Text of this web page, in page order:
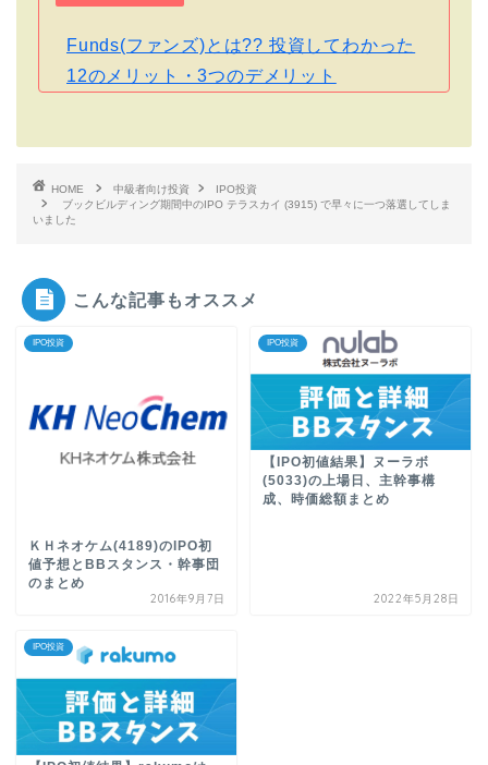
Funds(ファンズ)とは?? 投資してわかった
12のメリット・3つのデメリット
HOME 中級者向け投資
IPO投資
ブックビルディング期間中のIPO テラスカイ (3915) で早々に一つ落選してしま
いました
こんな記事もオススメ
IPO投資
ＫＨネオケム(4189)のIPO初
値予想とBBスタンス・幹事団
のまとめ
2016年9月7日
IPO投資
【IPO初値結果】ヌーラボ
(5033)の上場日、主幹事構
成、時価総額まとめ
2022年5月28日
IPO投資